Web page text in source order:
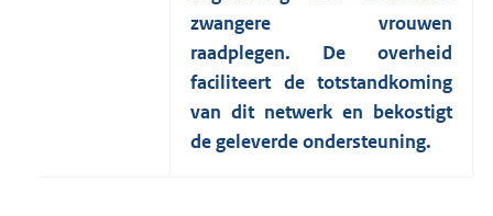
zwangere vrouwen
raadplegen. De overheid
faciliteert de totstandkoming
van dit netwerk en bekostigt
de geleverde ondersteuning.